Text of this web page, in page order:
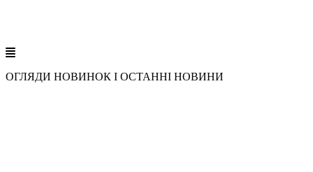
ОГЛЯДИ НОВИНОК І ОСТАННІ НОВИНИ